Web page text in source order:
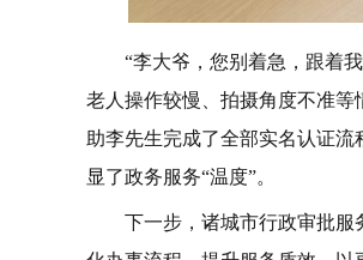
“李大爷，您别着急，跟着
老人操作较慢、拍摄角度不准
助李先生完成了全部实名认证
显了政务服务“温度”。
下一步，诸城市行政审批服